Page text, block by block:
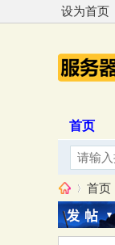
设为首页
首页
首页